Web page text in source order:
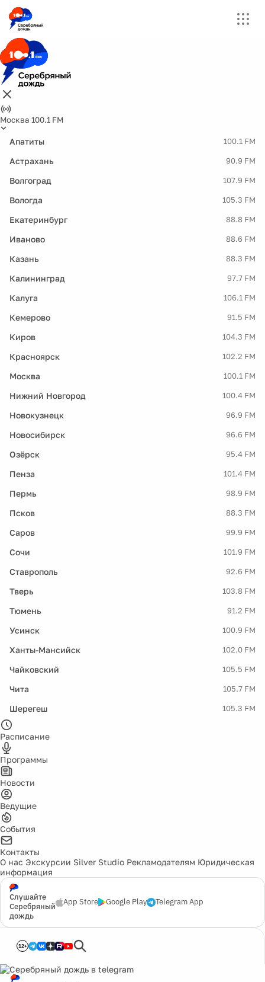
Москва 100.1 FM
Апатиты 100.1 FM
Астрахань 90.9 FM
Волгоград 107.9 FM
Вологда 105.3 FM
Екатеринбург 88.8 FM
Иваново 88.6 FM
Казань 88.3 FM
Калининград 97.7 FM
Калуга 106.1 FM
Кемерово 91.5 FM
Киров 104.3 FM
Красноярск 102.2 FM
Москва 100.1 FM
Нижний Новгород 100.4 FM
Новокузнецк 96.9 FM
Новосибирск 96.6 FM
Озёрск 95.4 FM
Пенза 101.4 FM
Пермь 98.9 FM
Псков 88.3 FM
Саров 99.9 FM
Сочи 101.9 FM
Ставрополь 92.6 FM
Тверь 103.8 FM
Тюмень 91.2 FM
Усинск 100.9 FM
Ханты-Мансийск 102.0 FM
Чайковский 105.5 FM
Чита 105.7 FM
Шерегеш 105.3 FM
Расписание
Программы
Новости
Ведущие
События
Контакты
О нас Экскурсии Silver Studio Рекламодателям Юридическая
информация
Слушайте
Серебряный
дождь
App Store Google Play Telegram App
12+